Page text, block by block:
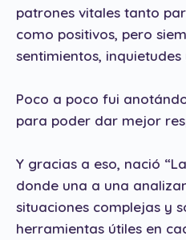
patrones vitales tanto
como positivos, pero
sentimientos,
Poco a poco fui
para poder dar mejor
Y gracias a eso, nació
donde una a una
situaciones complejas y
herramientas útiles en